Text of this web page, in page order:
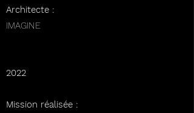
Architecte :
IMAGINE
2022
Mission réalisée :